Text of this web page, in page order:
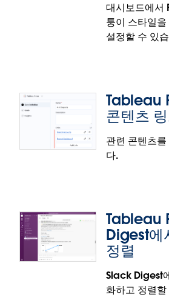
Tableau Pulse: 개편된
개편된 모바일 Pulse 홈페이지를
이 기능은 정식 출시되었습니다.
대시보드에서
퉁이 스타일
설정할 수 있
Tableau Pulse: Pulse 메
둥근 모퉁이 스타일 간에 전환하는
좋게 만들어 보십시오. 이제 Pulse
에서 Pulse 메트릭의 모퉁이 스타
니다.
이 기능은 정식 출시되었습니다.
Tableau
콘텐츠
관련 콘텐츠
다.
Tableau Pulse: 관련 콘
Tableau
Digest에
정렬
Slack Digest
화하고 정렬